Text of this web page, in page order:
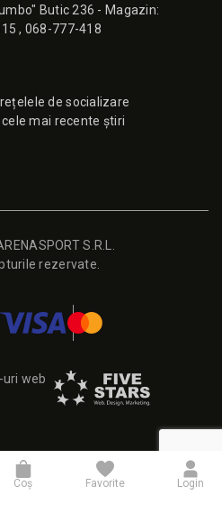
Butic 236 - Magazin:
, 068-777-418
de socializare
mai recente știri
S.R.L.
rezervate.
web
Coş Favorite Login